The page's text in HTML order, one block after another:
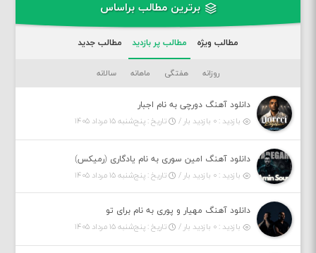
برترین مطالب براساس
مطالب ویژه مطالب پر بازدید مطالب جدید
روزانه هفتگی ماهانه سالانه
دانلود آهنگ دورچی به نام اجبار
بازدید : ۰ بازدید بار /
تاریخ : پنج‌شنبه ۱۵ مرداد ۱۴۰۵
دانلود آهنگ امین سوری به نام یادگاری (رمیکس)
بازدید : ۰ بازدید بار /
تاریخ : پنج‌شنبه ۱۵ مرداد ۱۴۰۵
دانلود آهنگ مهیار و پوری به نام برای تو
بازدید : ۰ بازدید بار /
تاریخ : پنج‌شنبه ۱۵ مرداد ۱۴۰۵